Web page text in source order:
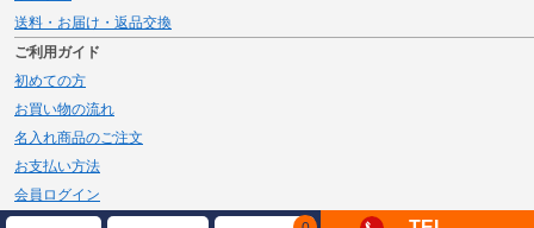
送料・お届け・返品交換
ご利用ガイド
初めての方
お買い物の流れ
名入れ商品のご注文
お支払い方法
会員ログイン
メルマガ登録